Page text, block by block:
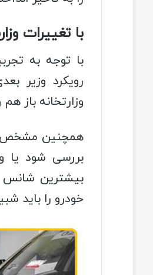
با تغییرات
با توجه به
رویکرد وزیر
وزارتخانه باز
همچنین مشخص
بررسی شود یا
بیشترین شانس
خودرو را باید